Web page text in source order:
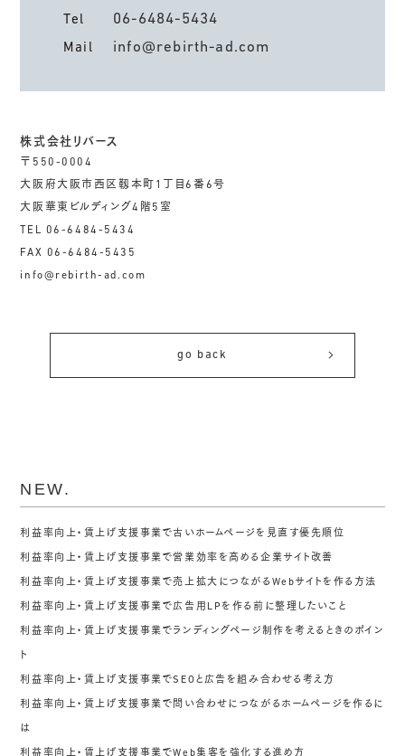
Tel 06-6484-5434
Mail info@rebirth-ad.com
株式会社リバース
〒550-0004
大阪府大阪市西区靱本町1丁目6番6号
大阪華東ビルディング4階5室
TEL 06-6484-5434
FAX 06-6484-5435
info@rebirth-ad.com
go back
NEW.
利益率向上・賃上げ支援事業で古いホームページを見直す優先順位
利益率向上・賃上げ支援事業で営業効率を高める企業サイト改善
利益率向上・賃上げ支援事業で売上拡大につながるWebサイトを作る方法
利益率向上・賃上げ支援事業で広告用LPを作る前に整理したいこと
利益率向上・賃上げ支援事業でランディングページ制作を考えるときのポイン
ト
利益率向上・賃上げ支援事業でSEOと広告を組み合わせる考え方
利益率向上・賃上げ支援事業で問い合わせにつながるホームページを作るに
は
利益率向上・賃上げ支援事業でWeb集客を強化する進め方